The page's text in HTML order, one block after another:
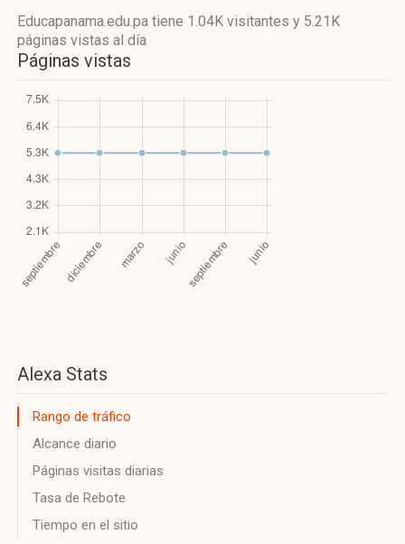
Educapanama.edu.pa tiene 1.04K visitantes y 5.21K
páginas vistas al día
Páginas vistas
Alexa Stats
Rango de tráfico
Alcance diario
Páginas visitas diarias
Tasa de Rebote
Tiempo en el sitio